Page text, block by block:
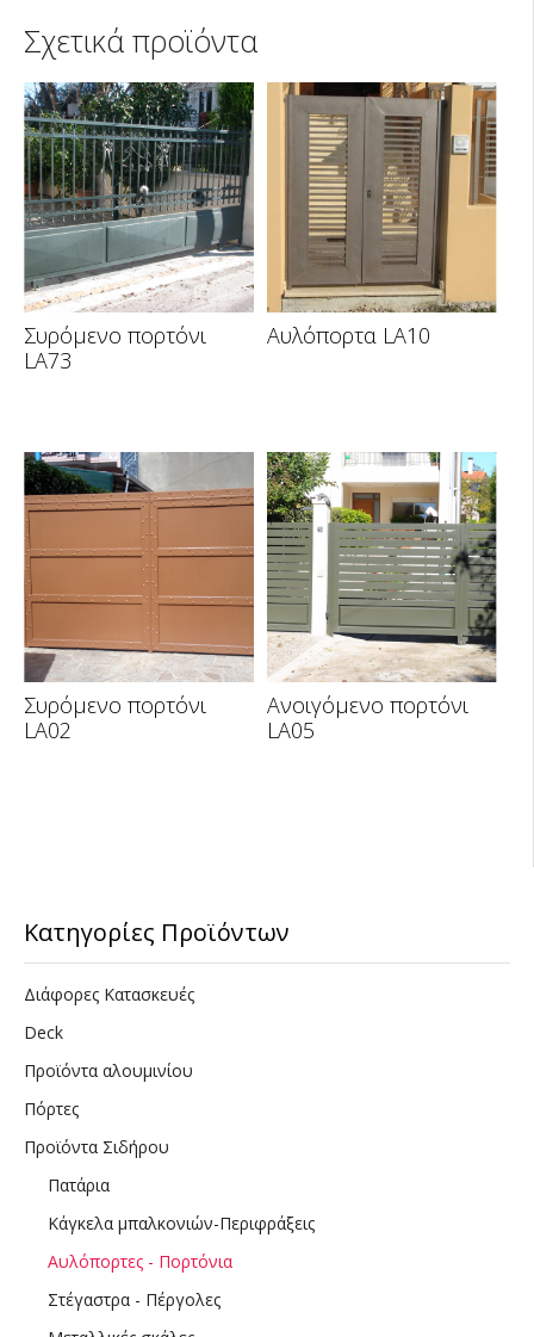
Σχετικά προϊόντα
Συρόμενο πορτόνι
LA73
Αυλόπορτα LA10
Συρόμενο πορτόνι
LA02
Ανοιγόμενο πορτόνι
LA05
Κατηγορίες Προϊόντων
Διάφορες Κατασκευές
Deck
Προϊόντα αλουμινίου
Πόρτες
Προϊόντα Σιδήρου
Πατάρια
Κάγκελα μπαλκονιών-Περιφράξεις
Αυλόπορτες - Πορτόνια
Στέγαστρα - Πέργολες